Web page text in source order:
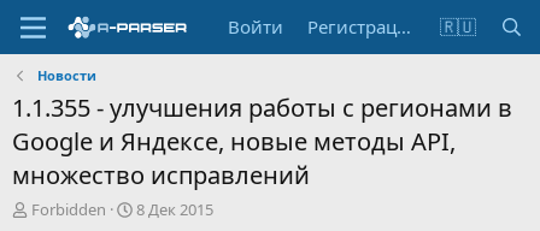
Войти Регистрация 🇷🇺
Новости
1.1.355 - улучшения работы с регионами в
Google и Яндексе, новые методы API,
множество исправлений
А
Forbidden
Д
8 Дек 2015